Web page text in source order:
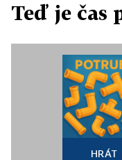
Teď je čas
HRÁT